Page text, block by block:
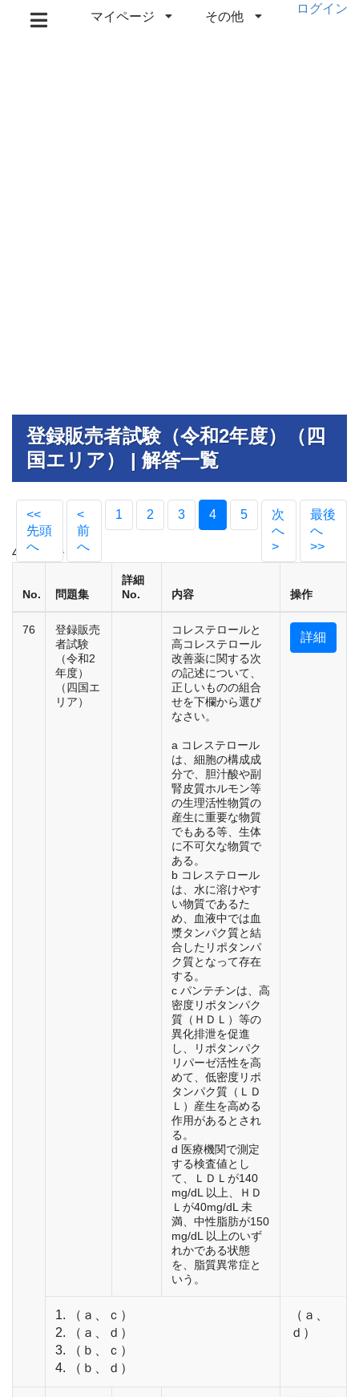
マイページ その他
ログイン
登録販売者試験（令和2年度）（四
国エリア） | 解答一覧
<<
先頭
へ
<
前
へ
1 2 3 4(current)
5
次
へ
>
最後
へ
>>
4 / 5 ページ
No. 問題集
詳細
No.
内容 操作
76
登録販売
者試験
（令和2
年度）
（四国エ
リア）
コレステロールと
高コレステロール
改善薬に関する次
の記述について、
正しいものの組合
せを下欄から選び
なさい。
a コレステロール
は、細胞の構成成
分で、胆汁酸や副
腎皮質ホルモン等
の生理活性物質の
産生に重要な物質
でもある等、生体
に不可欠な物質で
ある。
b コレステロール
は、水に溶けやす
い物質であるた
め、血液中では血
漿タンパク質と結
合したリポタンパ
ク質となって存在
する。
c パンテチンは、高
密度リポタンパク
質（ＨＤＬ）等の
異化排泄を促進
し、リポタンパク
リパーゼ活性を高
めて、低密度リポ
タンパク質（ＬＤ
Ｌ）産生を高める
作用があるとされ
る。
d 医療機関で測定
する検査値とし
て、ＬＤＬが140
mg/dL 以上、ＨＤ
Ｌが40mg/dL 未
満、中性脂肪が150
mg/dL 以上のいず
れかである状態
を、脂質異常症と
いう。
詳細
1. （ａ、ｃ）
2. （ａ、ｄ）
3. （ｂ、ｃ）
4. （ｂ、ｄ）
（ａ、
ｄ）